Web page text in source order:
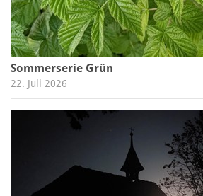
Sommerserie Grün
22. Juli 2026